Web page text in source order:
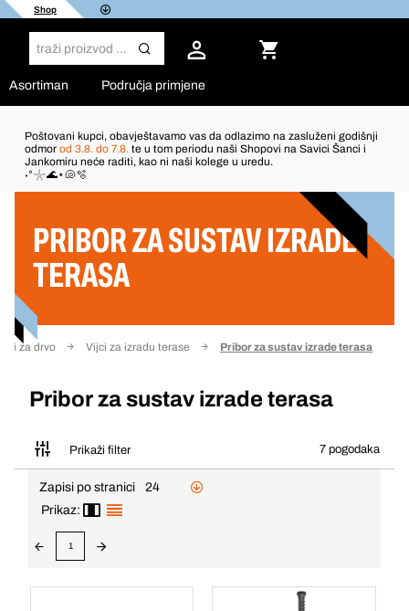
Shop
Asortiman Područja primjene
Poštovani kupci, obavještavamo vas da odlazimo na zasluženi godišnji
odmor od 3.8. do 7.8. te u tom periodu naši Shopovi na Savici Šanci i
Jankomiru neće raditi, kao ni naši kolege u uredu.
˖°𓇼🌊⋆🐚🫧
PRIBOR ZA SUSTAV IZRADE
TERASA
za drvo Vijci za izradu terase Pribor za sustav izrade terasa
Pribor za sustav izrade terasa
Prikaži filter 7 pogodaka
Filter
Zapisi po stranici
24
Prikaz:
1